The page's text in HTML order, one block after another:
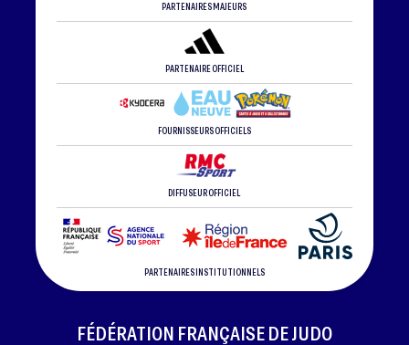
PARTENAIRES MAJEURS
PARTENAIRE OFFICIEL
FOURNISSEURS OFFICIELS
DIFFUSEUR OFFICIEL
PARTENAIRES INSTITUTIONNELS
FÉDÉRATION FRANÇAISE DE JUDO